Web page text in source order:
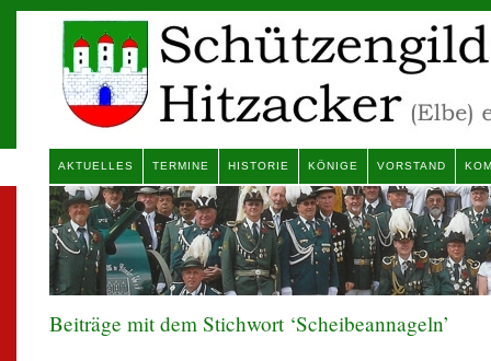
AKTUELLES TERMINE HISTORIE KÖNIGE VORSTAND
Beiträge mit dem Stichwort ‘Scheibeannageln’